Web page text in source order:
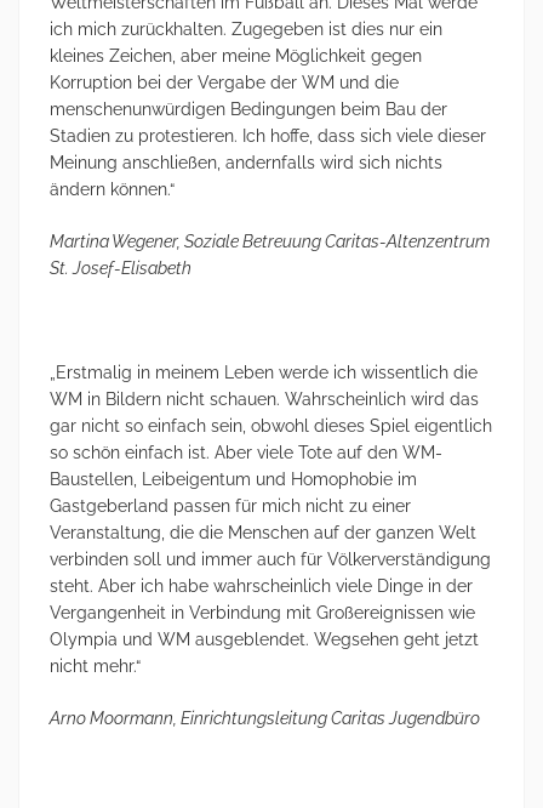
ich mich zurückhalten. Zugegeben ist dies nur ein
kleines Zeichen, aber meine Möglichkeit gegen
Korruption bei der Vergabe der WM und die
menschenunwürdigen Bedingungen beim Bau der
Stadien zu protestieren. Ich hoffe, dass sich viele dieser
Meinung anschließen, andernfalls wird sich nichts
ändern können.“
Martina Wegener, Soziale Betreuung Caritas-Altenzentrum
St. Josef-Elisabeth
„Erstmalig in meinem Leben werde ich wissentlich die
WM in Bildern nicht schauen. Wahrscheinlich wird das
gar nicht so einfach sein, obwohl dieses Spiel eigentlich
so schön einfach ist. Aber viele Tote auf den WM-
Baustellen, Leibeigentum und Homophobie im
Gastgeberland passen für mich nicht zu einer
Veranstaltung, die die Menschen auf der ganzen Welt
verbinden soll und immer auch für Völkerverständigung
steht. Aber ich habe wahrscheinlich viele Dinge in der
Vergangenheit in Verbindung mit Großereignissen wie
Olympia und WM ausgeblendet. Wegsehen geht jetzt
nicht mehr.“
Arno Moormann, Einrichtungsleitung Caritas Jugendbüro